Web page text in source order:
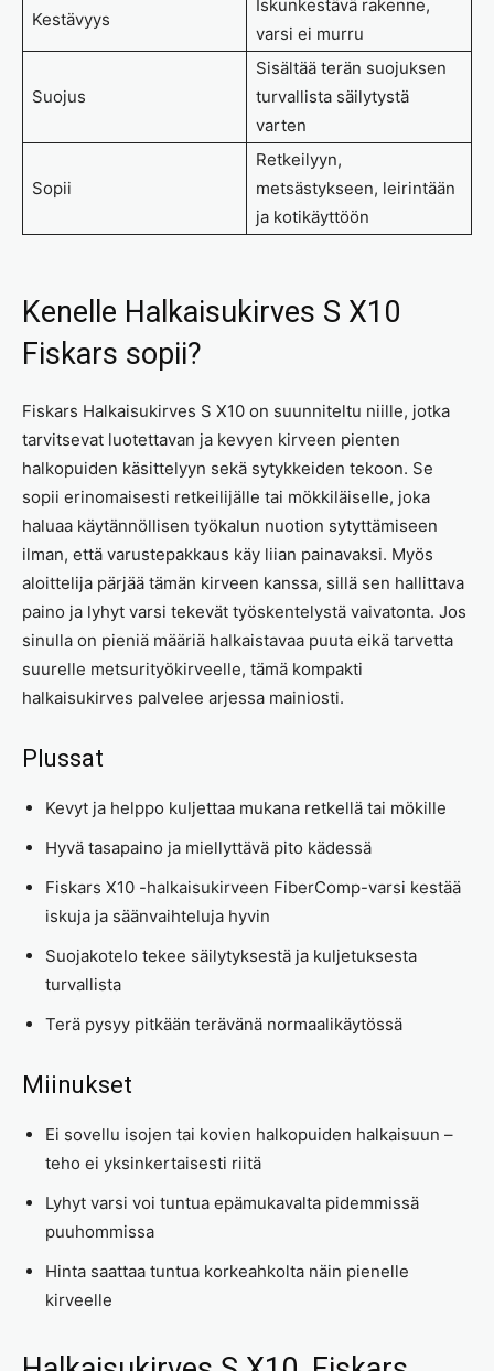
Kestävyys
Iskunkestävä rakenne,
varsi ei murru
Suojus
Sisältää terän suojuksen
turvallista säilytystä
varten
Sopii
Retkeilyyn,
metsästykseen, leirintään
ja kotikäyttöön
Kenelle Halkaisukirves S X10
Fiskars sopii?
Fiskars Halkaisukirves S X10 on suunniteltu niille, jotka
tarvitsevat luotettavan ja kevyen kirveen pienten
halkopuiden käsittelyyn sekä sytykkeiden tekoon. Se
sopii erinomaisesti retkeilijälle tai mökkiläiselle, joka
haluaa käytännöllisen työkalun nuotion sytyttämiseen
ilman, että varustepakkaus käy liian painavaksi. Myös
aloittelija pärjää tämän kirveen kanssa, sillä sen hallittava
paino ja lyhyt varsi tekevät työskentelystä vaivatonta. Jos
sinulla on pieniä määriä halkaistavaa puuta eikä tarvetta
suurelle metsurityökirveelle, tämä kompakti
halkaisukirves palvelee arjessa mainiosti.
Plussat
Kevyt ja helppo kuljettaa mukana retkellä tai mökille
Hyvä tasapaino ja miellyttävä pito kädessä
Fiskars X10 -halkaisukirveen FiberComp-varsi kestää
iskuja ja säänvaihteluja hyvin
Suojakotelo tekee säilytyksestä ja kuljetuksesta
turvallista
Terä pysyy pitkään terävänä normaalikäytössä
Miinukset
Ei sovellu isojen tai kovien halkopuiden halkaisuun –
teho ei yksinkertaisesti riitä
Lyhyt varsi voi tuntua epämukavalta pidemmissä
puuhommissa
Hinta saattaa tuntua korkeahkolta näin pienelle
kirveelle